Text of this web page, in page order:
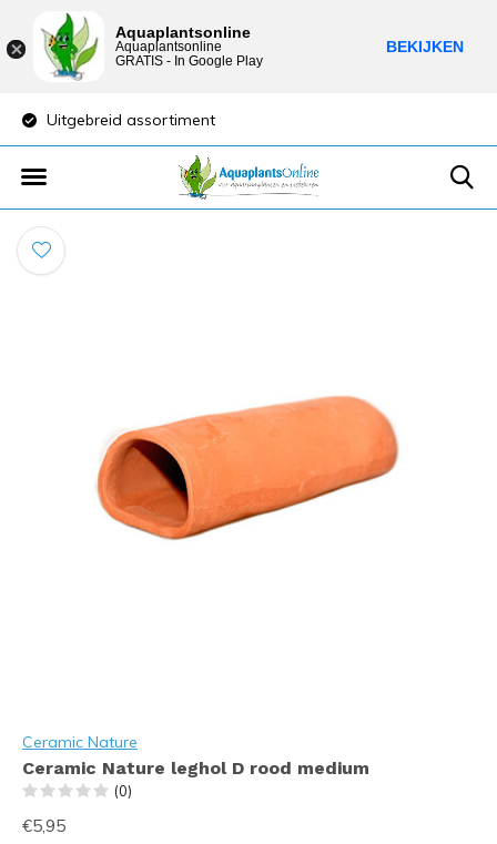
Uitgebreid assortiment
Ceramic Nature
Ceramic Nature leghol D rood medium
(0)
€5,95
Aquaplantsonline
Aquaplantsonline
GRATIS - In Google Play
BEKIJKEN